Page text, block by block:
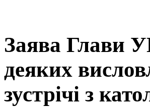
Заява Глави
деяких
зустрічі з